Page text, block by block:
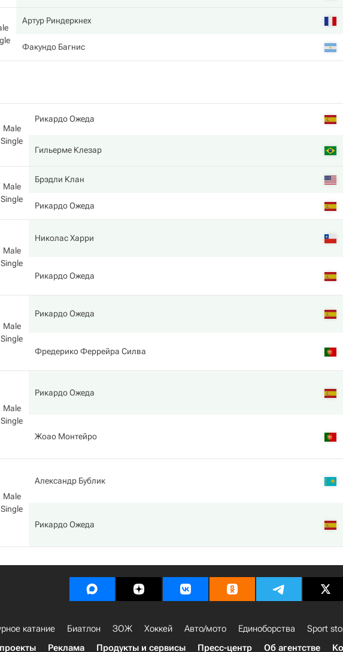
Артур Риндеркнех
Факундо Багнис
Male
Single
Рикардо Ожеда
Гильерме Клезар
Male
Single
Брэдли Клан
Рикардо Ожеда
Male
Single
Николас Харри
Рикардо Ожеда
Male
Single
Рикардо Ожеда
Фредерико Феррейра Силва
Male
Single
Рикардо Ожеда
Жоао Монтейро
Male
Single
Александр Бублик
Рикардо Ожеда
катание Биатлон ЗОЖ Хоккей Авто/мото Единоборства Sport
Реклама Продукты и сервисы Пресс-центр Об агентстве